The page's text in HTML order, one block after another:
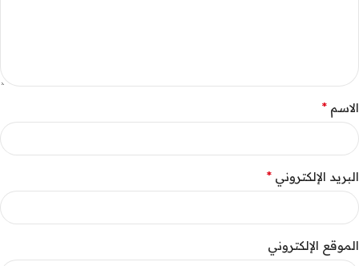
الاسم *
البريد الإلكتروني *
الموقع الإلكتروني